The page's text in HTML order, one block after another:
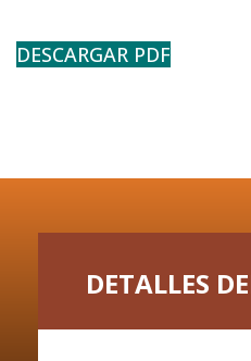
DESCARGAR PDF
DETALLES